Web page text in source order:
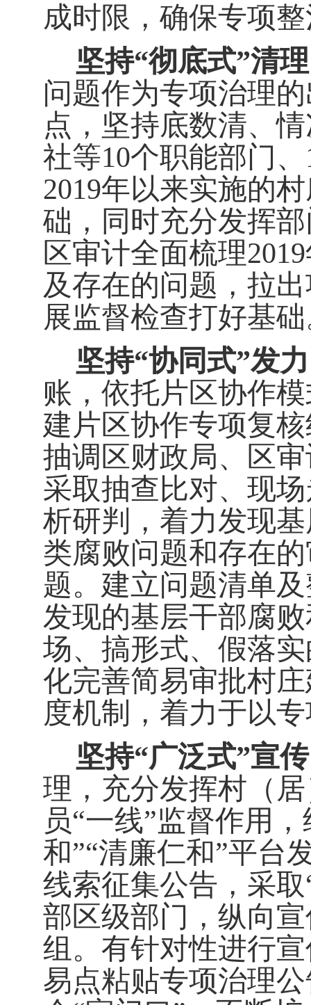
成时限，确保专项
坚持“彻底式”清理
问题作为专项治理
点，坚持底数清、
社等10个职能部门、
2019年以来实施的
础，同时充分发挥
区审计全面梳理2019
及存在的问题，拉
展监督检查打好基础
坚持“协同式”发
账， 依托片区协作
建片区协作专项复
抽调区财政局、区
采取抽查比对、现
析研判，着力发现
类腐败问题和存在
题。建立问题清单
发现的基层干部腐
场、搞形式、假落
化完善简易审批村
度机制，着力于以
坚持“广泛式”宣传
理，充分发挥村（
员“一线”监督作用，
和”“清廉仁和”平台
线索征集公告，采取
部区级部门，纵向
组。有针对性进行
易点粘贴专项治理